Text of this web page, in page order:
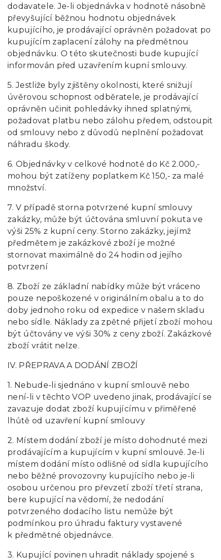
dodavatele. Je-li objednávka v hodnotě násobně
převyšující běžnou hodnotu objednávek
kupujícího, je prodávající oprávněn požadovat po
kupujícím zaplacení zálohy na předmětnou
objednávku. O této skutečnosti bude kupující
informován před uzavřením kupní smlouvy.
5. Jestliže byly zjištěny okolnosti, které snižují
úvěrovou schopnost odběratele, je prodávající
oprávněn učinit pohledávky ihned splatnými,
požadovat platbu nebo zálohu předem, odstoupit
od smlouvy nebo z důvodů neplnění požadovat
náhradu škody.
6. Objednávky v celkové hodnotě do Kč 2.000,-
mohou být zatíženy poplatkem Kč 150,- za malé
množství.
7. V případě storna potvrzené kupní smlouvy
zakázky, může být účtována smluvní pokuta ve
výši 25% z kupní ceny. Storno zakázky, jejímž
předmětem je zakázkové zboží je možné
stornovat maximálně do 24 hodin od jejího
potvrzení
8. Zboží ze základní nabídky může být vráceno
pouze nepoškozené v originálním obalu a to do
doby jednoho roku od expedice v našem skladu
nebo sídle. Náklady za zpětné přijetí zboží mohou
být účtovány ve výši 30% z ceny zboží. Zakázkové
zboží vrátit nelze.
IV. PŘEPRAVA A DODÁNÍ ZBOŽÍ
1. Nebude-li sjednáno v kupní smlouvě nebo
není-li v těchto VOP uvedeno jinak, prodávající se
zavazuje dodat zboží kupujícímu v přiměřené
lhůtě od uzavření kupní smlouvy
2. Místem dodání zboží je místo dohodnuté mezi
prodávajícím a kupujícím v kupní smlouvě. Je-li
místem dodání místo odlišné od sídla kupujícího
nebo běžné provozovny kupujícího nebo je-li
osobou určenou pro převzetí zboží třetí strana,
bere kupující na vědomí, že nedodání
potvrzeného dodacího listu nemůže být
podmínkou pro úhradu faktury vystavené
k předmětné objednávce.
3. Kupující povinen uhradit náklady spojené s